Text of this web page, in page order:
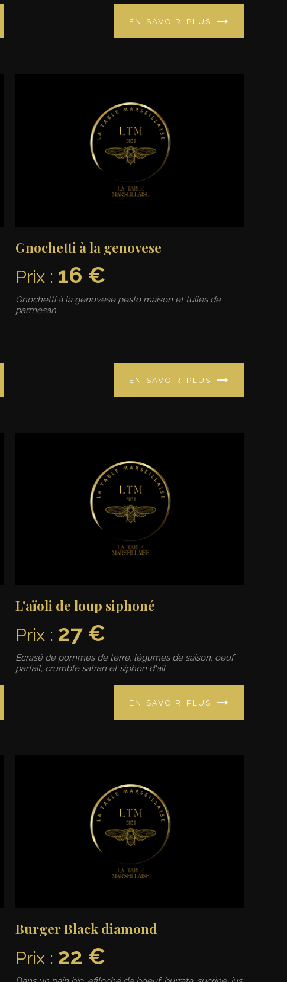
EN SAVOIR PLUS
Gnochetti à la genovese
Prix : 16 €
Gnochetti à la genovese pesto maison et tuiles de
parmesan
EN SAVOIR PLUS
L'aïoli de loup siphoné
Prix : 27 €
Ecrasé de pommes de terre, légumes de saison, oeuf
parfait, crumble safran et siphon d'ail
EN SAVOIR PLUS
Burger Black diamond
Prix : 22 €